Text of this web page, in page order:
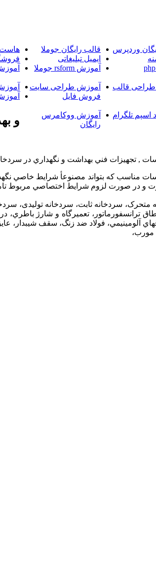
وردپرس قالب رایگان جوملا هاست
ایمیل تبلیغاتی
آموزش rsform جوملا
قالب
آموزش طراحی سایت
فروش فایل
اسپم تلگرام
آموزش ووکامرس
رایگان
و
, تجهيزات فني بهداشت و نگهداري در
مناسب كه بتواند مصنوعأ شرايط خاصي
و در صورت لزوم شرايط اختصاصي مربوط
متحرک، سردخانه ثابت، سردخانه تولیدی،
اطاق ترانسفورماتور، تعميرگاه و شارژ
آلومينيمي، فولاد ضد زنگ، سقف
مورب،